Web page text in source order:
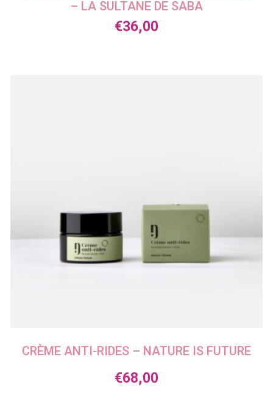
– LA SULTANE DE SABA
€36,00
CRÈME ANTI-RIDES – NATURE IS FUTURE
€68,00